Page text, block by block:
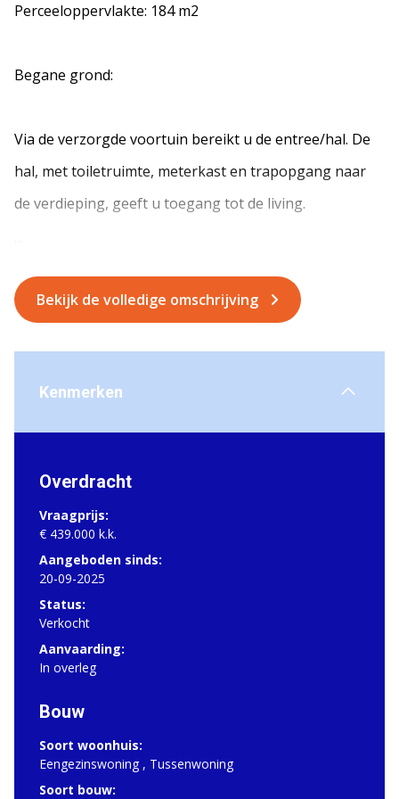
Perceeloppervlakte: 184 m2
Begane grond:
Via de verzorgde voortuin bereikt u de entree/hal. De
hal, met toiletruimte, meterkast en trapopgang naar
de verdieping, geeft u toegang tot de living.
Bekijk de volledige omschrijving
Kenmerken
Overdracht
Vraagprijs:
€ 439.000 k.k.
Aangeboden sinds:
20-09-2025
Status:
Verkocht
Aanvaarding:
In overleg
Bouw
Soort woonhuis:
Eengezinswoning , Tussenwoning
Soort bouw: